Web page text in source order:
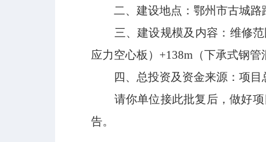
二、建设地点：鄂州市古城路
三、建设规模及内容：维修范
应力空心板）+138m（下承式钢
四、总投资及资金来源：项目
请你单位接此批复后，做好项
告。